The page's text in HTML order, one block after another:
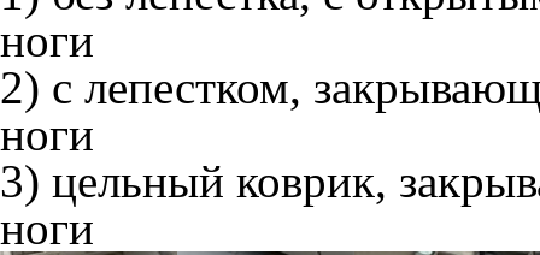
ноги
2) с лепестком,
ноги
3) цельный коврик,
ноги